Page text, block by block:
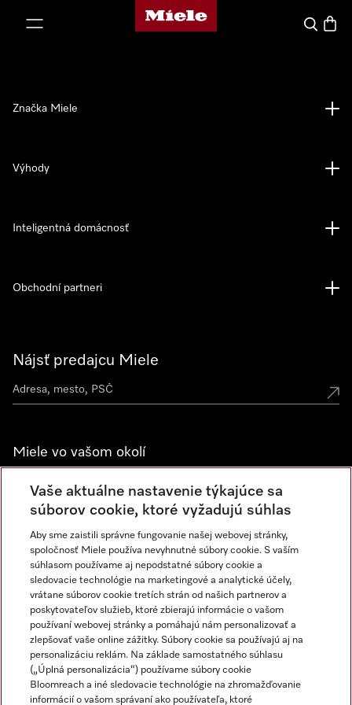
Domovská stránka spoločnosti Miele
Hľadať
Nájsť predajcu Miele
Miele vo vašom okolí
Spoznajte predajne Miele
Newsletter
Značka Miele
Výhody
Inteligentná domácnosť
Obchodní partneri
Miele na Instagrame
Miele na YouTube
Vaše aktuálne nastavenie týkajúce sa
súborov cookie, ktoré vyžadujú súhlas
Aby sme zaistili správne fungovanie našej webovej stránky,
spoločnosť Miele používa nevyhnutné súbory cookie. S vaším
súhlasom používame aj nepodstatné súbory cookie a
sledovacie technológie na marketingové a analytické účely,
vrátane súborov cookie tretích strán od našich partnerov a
poskytovateľov služieb, ktoré zbierajú informácie o vašom
používaní webovej stránky a pomáhajú nám personalizovať a
zlepšovať vaše online zážitky. Súbory cookie sa používajú aj na
personalizáciu reklám. Na základe samostatného súhlasu
(„Úplná personalizácia“) používame súbory cookie
Bloomreach a iné sledovacie technológie na zhromažďovanie
informácií o vašom správaní ako používateľa, ktoré